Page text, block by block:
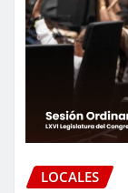
LOCALES